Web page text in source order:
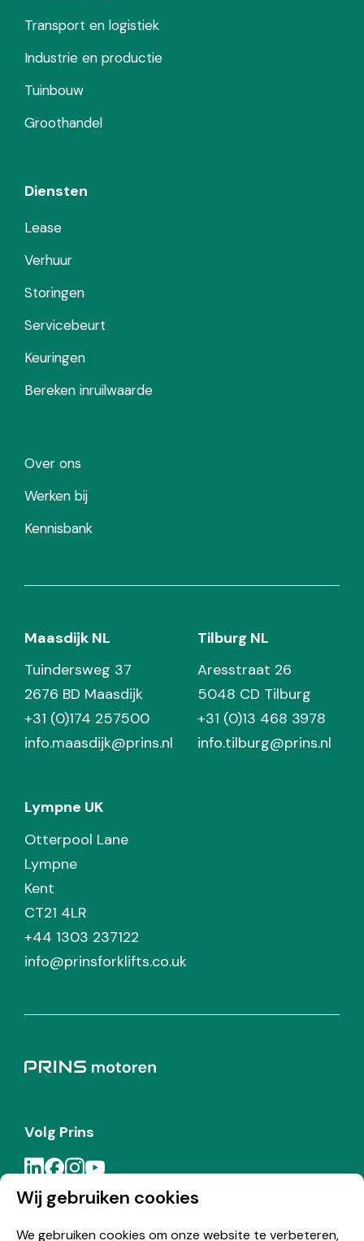
Wij gebruiken cookies
We gebruiken cookies om onze website te verbeteren,
Transport en logistiek
Industrie en productie
Tuinbouw
Groothandel
Diensten
Lease
Verhuur
Storingen
Servicebeurt
Keuringen
Bereken inruilwaarde
Over ons
Werken bij
Kennisbank
Maasdijk NL
Tuindersweg 37
2676 BD Maasdijk
+31 (0)174 257500
info.maasdijk@prins.nl
Tilburg NL
Aresstraat 26
5048 CD Tilburg
+31 (0)13 468 3978
info.tilburg@prins.nl
Lympne UK
Otterpool Lane
Lympne
Kent
CT21 4LR
+44 1303 237122
info@prinsforklifts.co.uk
Volg Prins
Meld je aan voor de Prins nieuwsbrief